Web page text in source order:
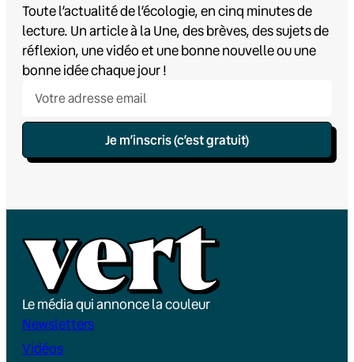
Toute l’actualité de l’écologie, en cinq minutes de
lecture. Un article à la Une, des brèves, des sujets de
réflexion, une vidéo et une bonne nouvelle ou une
bonne idée chaque jour !
Je m’inscris (c’est gratuit)
Le média qui annonce la couleur
Newsletters
Vidéos